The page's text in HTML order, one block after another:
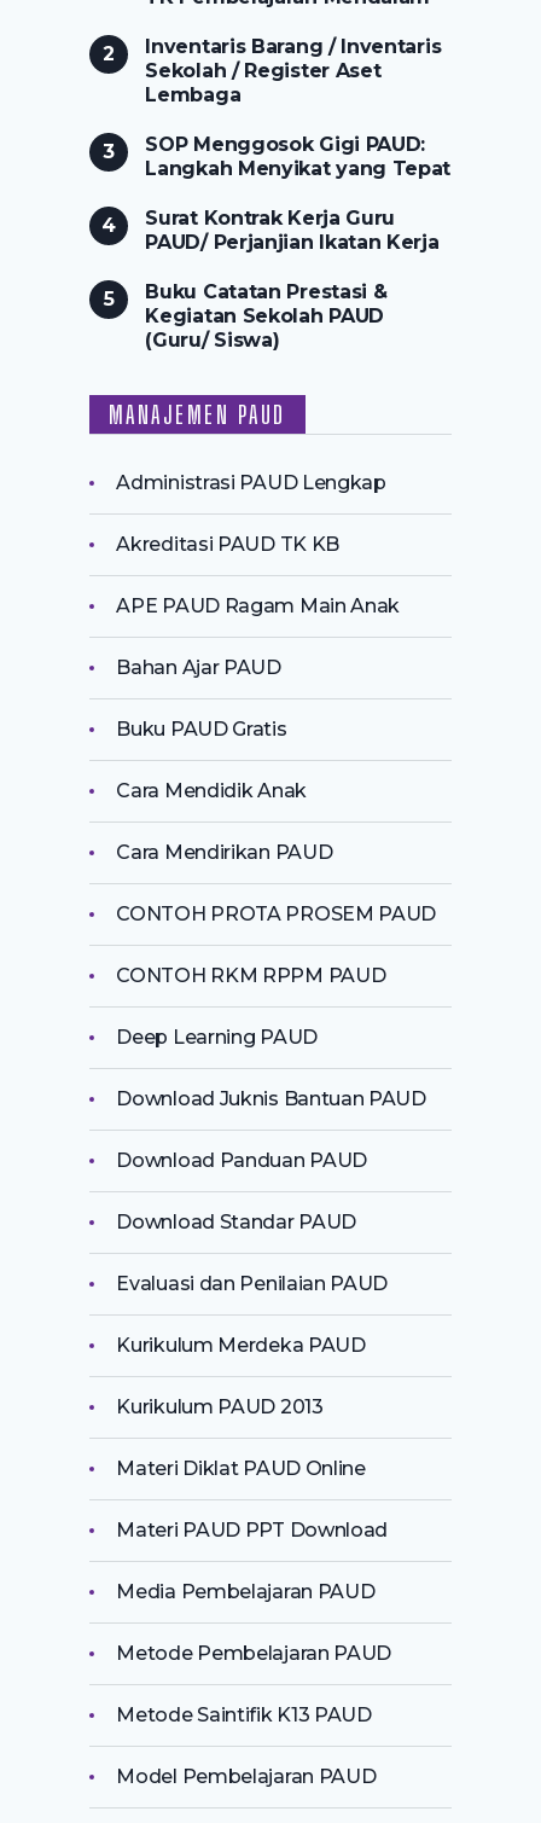
Inventaris Barang / Inventaris
Sekolah / Register Aset
Lembaga
SOP Menggosok Gigi PAUD:
Langkah Menyikat yang Tepat
Surat Kontrak Kerja Guru
PAUD/ Perjanjian Ikatan Kerja
Buku Catatan Prestasi &
Kegiatan Sekolah PAUD
(Guru/ Siswa)
MANAJEMEN PAUD
Administrasi PAUD Lengkap
Akreditasi PAUD TK KB
APE PAUD Ragam Main Anak
Bahan Ajar PAUD
Buku PAUD Gratis
Cara Mendidik Anak
Cara Mendirikan PAUD
CONTOH PROTA PROSEM PAUD
CONTOH RKM RPPM PAUD
Deep Learning PAUD
Download Juknis Bantuan PAUD
Download Panduan PAUD
Download Standar PAUD
Evaluasi dan Penilaian PAUD
Kurikulum Merdeka PAUD
Kurikulum PAUD 2013
Materi Diklat PAUD Online
Materi PAUD PPT Download
Media Pembelajaran PAUD
Metode Pembelajaran PAUD
Metode Saintifik K13 PAUD
Model Pembelajaran PAUD